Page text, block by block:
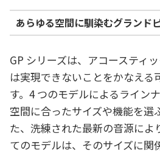
あらゆる空間に馴染むグランド
GP シリーズは、アコースティ
は実現できないことをかなえる
す。4 つのモデルによるライン
空間に合ったサイズや機能を選
た、洗練された最新の音源によ
てのモデルは、そのサイズに関